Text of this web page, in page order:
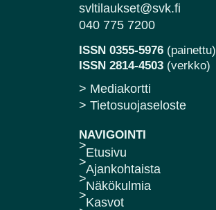
svltilaukset@svk.fi
040 775 7200
ISSN 0355-5976 (painettu)
ISSN 2814-4503 (verkko)
> Mediakortti
> Tietosuojaseloste
NAVIGOINTI
Etusivu
Ajankohtaista
Näkökulmia
Kasvot